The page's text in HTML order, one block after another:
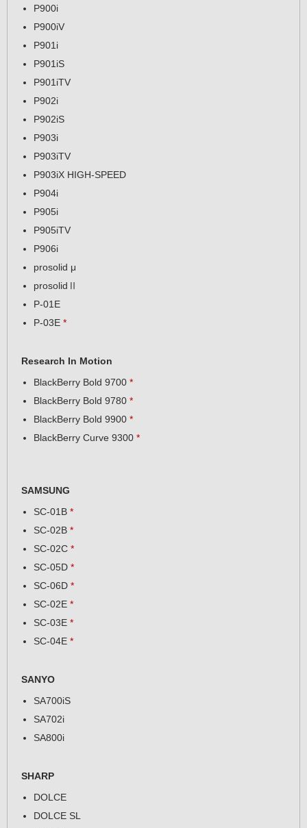
P900i
P900iV
P901i
P901iS
P901iTV
P902i
P902iS
P903i
P903iTV
P903iX HIGH-SPEED
P904i
P905i
P905iTV
P906i
prosolid μ
prosolidⅡ
P-01E
P-03E *
Research In Motion
BlackBerry Bold 9700 *
BlackBerry Bold 9780 *
BlackBerry Bold 9900 *
BlackBerry Curve 9300 *
SAMSUNG
SC-01B *
SC-02B *
SC-02C *
SC-05D *
SC-06D *
SC-02E *
SC-03E *
SC-04E *
SANYO
SA700iS
SA702i
SA800i
SHARP
DOLCE
DOLCE SL